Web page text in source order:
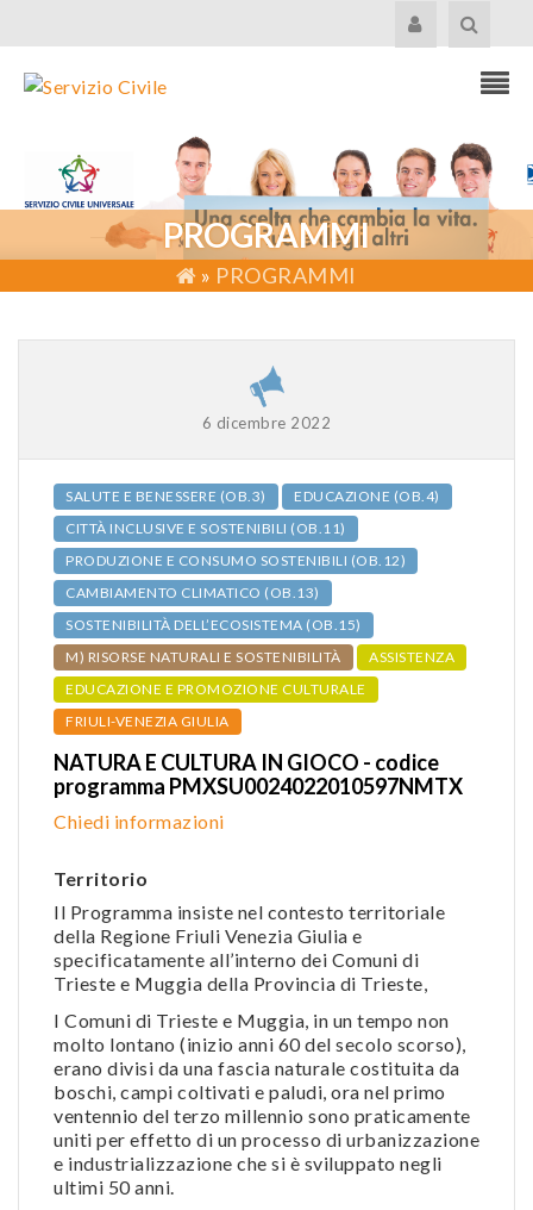
PROGRAMMI
» PROGRAMMI
6 dicembre 2022
SALUTE E BENESSERE (OB.3)
EDUCAZIONE (OB.4)
CITTÀ INCLUSIVE E SOSTENIBILI (OB.11)
PRODUZIONE E CONSUMO SOSTENIBILI (OB.12)
CAMBIAMENTO CLIMATICO (OB.13)
SOSTENIBILITÀ DELL’ECOSISTEMA (OB.15)
M) RISORSE NATURALI E SOSTENIBILITÀ
ASSISTENZA
EDUCAZIONE E PROMOZIONE CULTURALE
FRIULI-VENEZIA GIULIA
NATURA E CULTURA IN GIOCO - codice
programma PMXSU0024022010597NMTX
Chiedi informazioni
Territorio
Il Programma insiste nel contesto territoriale
della Regione Friuli Venezia Giulia e
specificatamente all’interno dei Comuni di
Trieste e Muggia della Provincia di Trieste,
I Comuni di Trieste e Muggia, in un tempo non
molto lontano (inizio anni 60 del secolo scorso),
erano divisi da una fascia naturale costituita da
boschi, campi coltivati e paludi, ora nel primo
ventennio del terzo millennio sono praticamente
uniti per effetto di un processo di urbanizzazione
e industrializzazione che si è sviluppato negli
ultimi 50 anni.